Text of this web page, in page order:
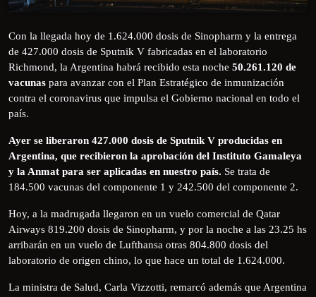
Con la llegada hoy de 1.624.000 dosis de Sinopharm y la entrega
de 427.000 dosis de Sputnik V fabricadas en el laboratorio
Richmond, la Argentina habrá recibido esta noche 50.261.120 de
vacunas para avanzar con el Plan Estratégico de inmunización
contra el coronavirus que impulsa el Gobierno nacional en todo el
país.
Ayer se liberaron 427.000 dosis de Sputnik V producidas en
Argentina, que recibieron la aprobación del Instituto Gamaleya
y la Anmat para ser aplicadas en nuestro país. Se trata de
184.500 vacunas del componente 1 y 242.500 del componente 2.
Hoy, a la madrugada llegaron en un vuelo comercial de Qatar
Airways 819.200 dosis de Sinopharm, y por la noche a las 23.25 hs
arribarán en un vuelo de Lufthansa otras 804.800 dosis del
laboratorio de origen chino, lo que hace un total de 1.624.000.
La ministra de Salud, Carla Vizzotti, remarcó además que Argentina